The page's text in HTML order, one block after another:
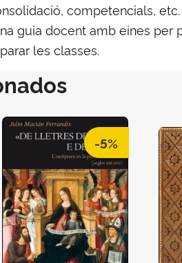
competencials,
guia docent amb eines
les classes.
-5%